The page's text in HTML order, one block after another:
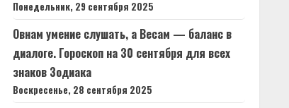
Понедельник, 29 сентября 2025
Овнам умение слушать, а Весам — баланс в
диалоге. Гороскоп на 30 сентября для всех
знаков Зодиака
Воскресенье, 28 сентября 2025